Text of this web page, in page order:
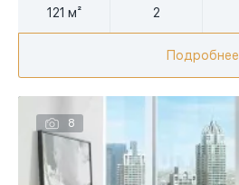
121 м² 2
Подробнее
8